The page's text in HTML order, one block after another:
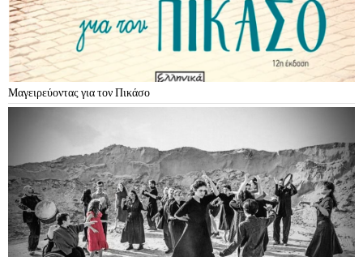
Μαγειρεύοντας για τον Πικάσο